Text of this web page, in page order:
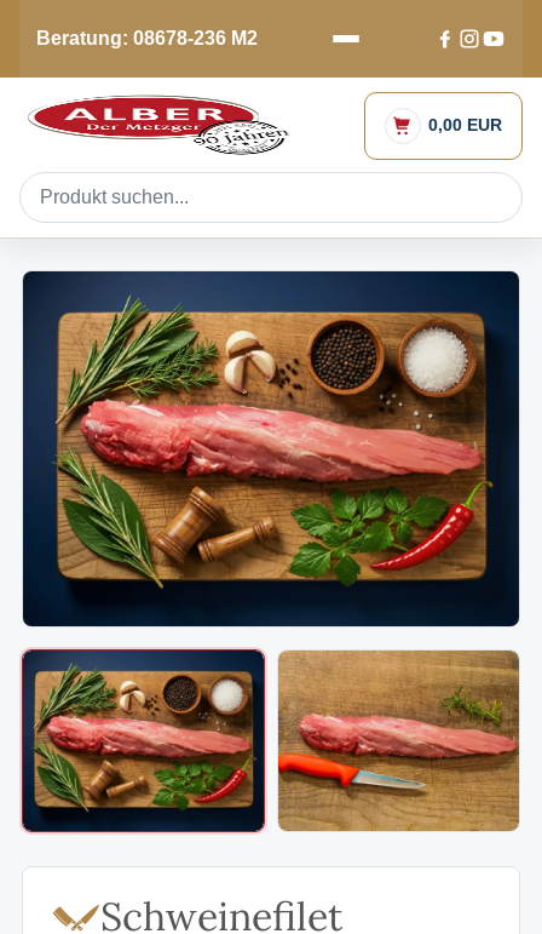
Beratung: 08678-236 M2
0,00 EUR
Schweinefilet